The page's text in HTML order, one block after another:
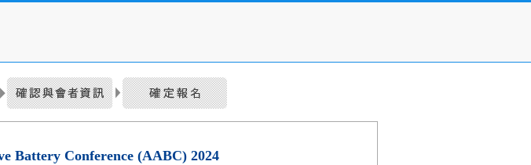
Battery Conference (AABC) 2024